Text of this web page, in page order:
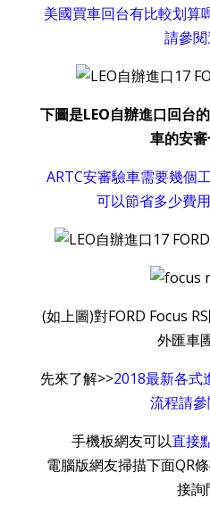
美國買車回台有比較划算
請參
下圖是LEO自辦進口回台
車的安
ARTC安審驗車需要幾個
可以節省多少費
(如上圖)對FORD Focus
外匯車
先來了解>>2018最新各式
流程請
手機板網友可以直接
電腦版網友掃描下面QR
接詢